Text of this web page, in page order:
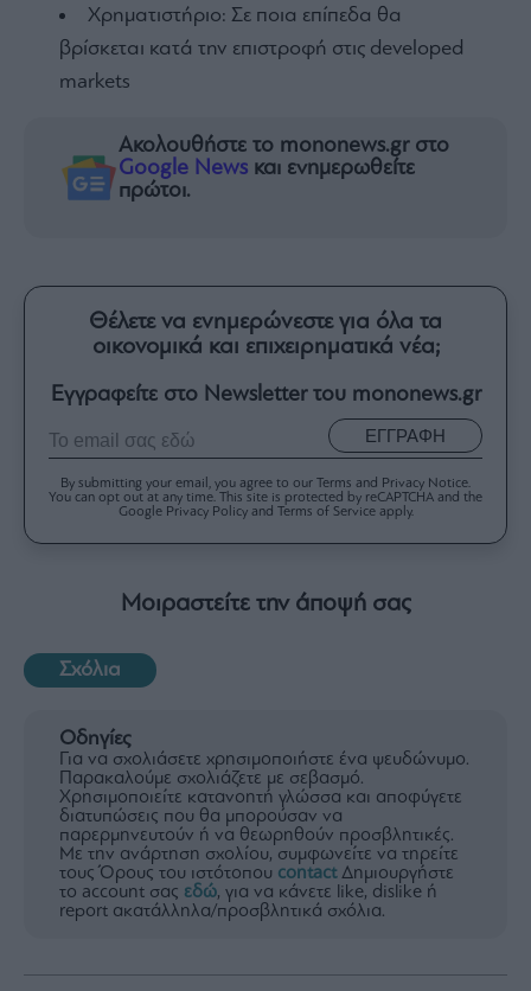
Χρηματιστήριο: Σε ποια επίπεδα θα
βρίσκεται κατά την επιστροφή στις developed
markets
Ακολουθήστε το mononews.gr στο
Google News και ενημερωθείτε
πρώτοι.
Θέλετε να ενημερώνεστε για όλα τα
οικονομικά και επιχειρηματικά νέα;
Εγγραφείτε στο Newsletter του mononews.gr
ΕΓΓΡΑΦΗ
By submitting your email, you agree to our Terms and Privacy Notice.
You can opt out at any time. This site is protected by reCAPTCHA and the
Google Privacy Policy and Terms of Service apply.
Μοιραστείτε την άποψή σας
Σχόλια
Οδηγίες
Για να σχολιάσετε χρησιμοποιήστε ένα ψευδώνυμο.
Παρακαλούμε σχολιάζετε με σεβασμό.
Χρησιμοποιείτε κατανοητή γλώσσα και αποφύγετε
διατυπώσεις που θα μπορούσαν να
παρερμηνευτούν ή να θεωρηθούν προσβλητικές.
Με την ανάρτηση σχολίου, συμφωνείτε να τηρείτε
τους Όρους του ιστότοπου contactΔημιουργήστε
το account σας εδώ, για να κάνετε like, dislike ή
report ακατάλληλα/προσβλητικά σχόλια.